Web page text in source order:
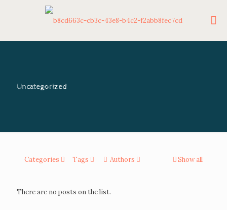
Uncategorized
Categories Tags Authors Show all
There are no posts on the list.